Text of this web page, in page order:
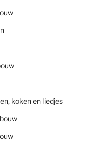
koken en liedjes